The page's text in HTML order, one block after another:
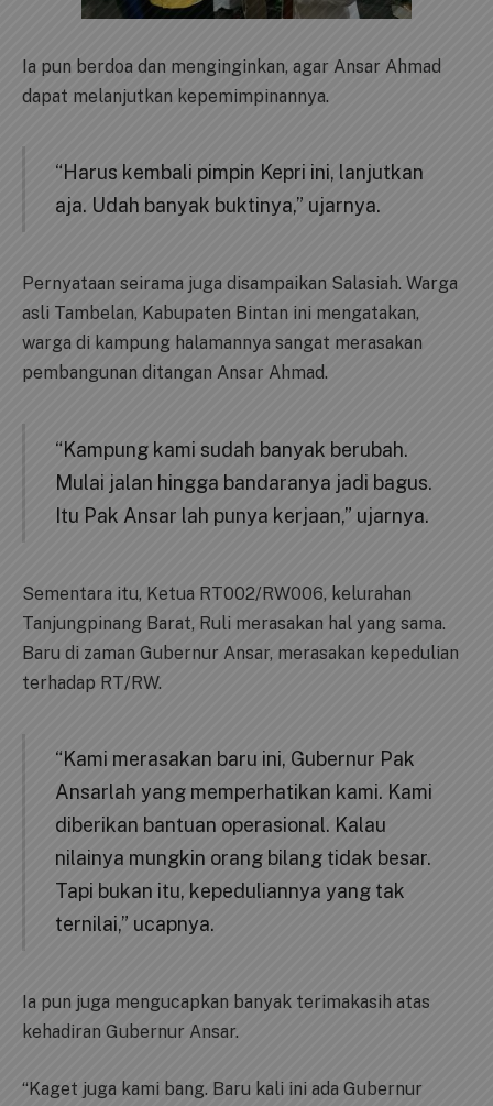
Ia pun berdoa dan menginginkan, agar Ansar Ahmad
dapat melanjutkan kepemimpinannya.
“Harus kembali pimpin Kepri ini, lanjutkan
aja. Udah banyak buktinya,” ujarnya.
Pernyataan seirama juga disampaikan Salasiah. Warga
asli Tambelan, Kabupaten Bintan ini mengatakan,
warga di kampung halamannya sangat merasakan
pembangunan ditangan Ansar Ahmad.
“Kampung kami sudah banyak berubah.
Mulai jalan hingga bandaranya jadi bagus.
Itu Pak Ansar lah punya kerjaan,” ujarnya.
Sementara itu, Ketua RT002/RW006, kelurahan
Tanjungpinang Barat, Ruli merasakan hal yang sama.
Baru di zaman Gubernur Ansar, merasakan kepedulian
terhadap RT/RW.
“Kami merasakan baru ini, Gubernur Pak
Ansarlah yang memperhatikan kami. Kami
diberikan bantuan operasional. Kalau
nilainya mungkin orang bilang tidak besar.
Tapi bukan itu, kepeduliannya yang tak
ternilai,” ucapnya.
Ia pun juga mengucapkan banyak terimakasih atas
kehadiran Gubernur Ansar.
“Kaget juga kami bang. Baru kali ini ada Gubernur